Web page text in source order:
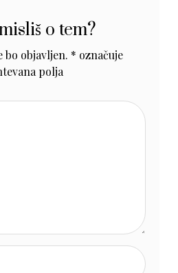
o tem?
bo objavljen. * označuje
polja